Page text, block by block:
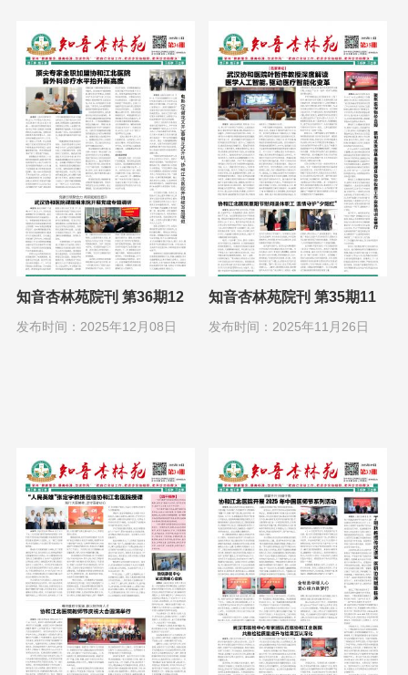
知音杏林苑院刊 第36期12
月1日
发布时间：2025年12月08日
知音杏林苑院刊 第35期11
月1日
发布时间：2025年11月26日